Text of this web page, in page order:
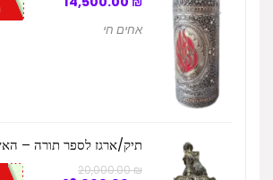
היה:
אחים חי
תיק/ארגז לספר תורה –
20,000.00₪